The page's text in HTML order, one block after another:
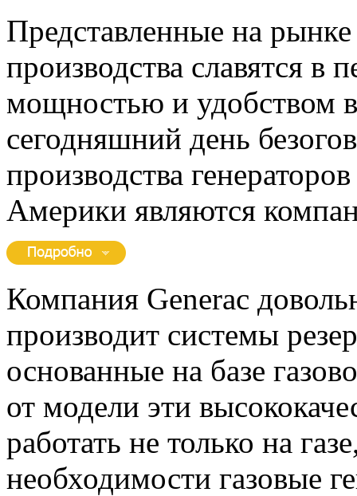
Представленные на
производства славятся в
мощностью и удобством
сегодняшний день
производства
Америки являются
Компания Generac
производит системы
основанные на базе
от модели эти
работать не только на
необходимости газовые